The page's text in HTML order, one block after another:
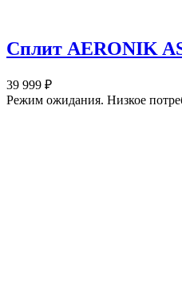
Сплит AERONIK
39 999 ₽
Режим ожидания. Низкое